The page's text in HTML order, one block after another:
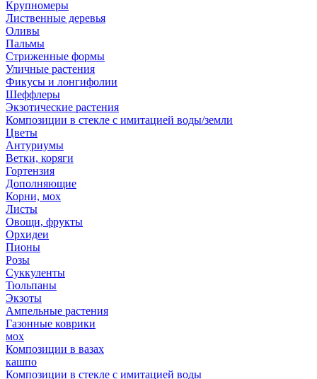
Крупномеры
Лиственные деревья
Оливы
Пальмы
Стриженные формы
Уличные растения
Фикусы и лонгифолии
Шеффлеры
Экзотические растения
Композиции в стекле с имитацией воды/земли
Цветы
Антуриумы
Ветки, коряги
Гортензия
Дополняющие
Корни, мох
Листы
Овощи, фрукты
Орхидеи
Пионы
Розы
Суккуленты
Тюльпаны
Экзоты
Ампельные растения
Газонные коврики
мох
Композиции в вазах
кашпо
Композиции в стекле с имитацией воды